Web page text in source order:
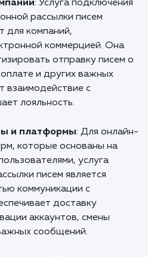
с вашими
работы
с нами сегодня и
Будьте
сервис и
пути.
данный продукт?